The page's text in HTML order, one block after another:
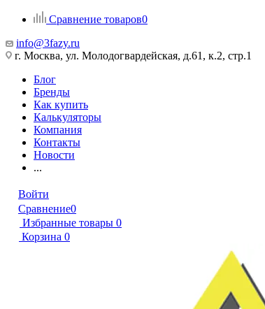
Сравнение товаров0
info@3fazy.ru
г. Москва, ул. Молодогвардейская, д.61, к.2, стр.1
Блог
Бренды
Как купить
Калькуляторы
Компания
Контакты
Новости
...
Войти
Сравнение0
Избранные товары 0
Корзина 0